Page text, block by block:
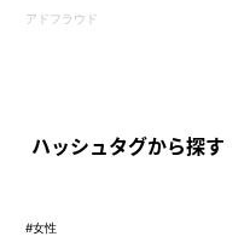
アドフラウド
ハッシュタグから探す
#女性